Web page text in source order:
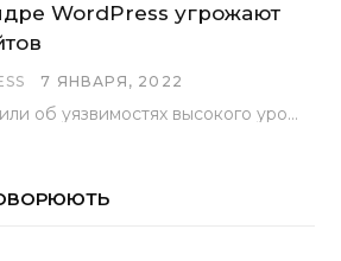
WordPress угрожают
7 ЯНВАРЯ, 2022
В WordPress объявили об уязвимостях высокого уровня, найденных основной командой разработчиков. В сообщении говорится, что…